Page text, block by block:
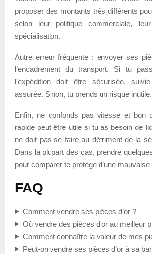
proposer des montants très différents
selon leur politique commerciale,
spécialisation.
Autre erreur fréquente : envoyer ses
l’encadrement du transport. Si tu
l’expédition doit être sécurisée,
assurée. Sinon, tu prends un risque inutile.
Enfin, ne confonds pas vitesse et bon
rapide peut être utile si tu as besoin de
ne doit pas se faire au détriment de la
Dans la plupart des cas, prendre
pour comparer te protège d’une mauvaise
FAQ
Comment vendre ses pièces d’or ?
Où vendre des pièces d’or au meilleur
Comment connaître la valeur de mes
Peut-on vendre ses pièces d’or à sa